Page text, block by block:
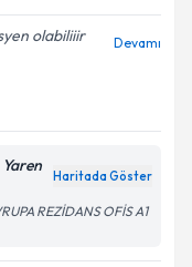
ilişkinAydınlatma
olabiliiir
Devamı
Haritada Göster
REZİDANS OFİS A1